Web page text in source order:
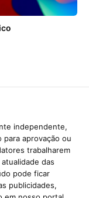
independente,
aprovação ou
trabalharem
das
pode ficar
publicidades,